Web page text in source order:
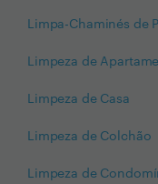
Limpa-Chaminés de
Limpeza de
Limpeza de Casa
Limpeza de Colchão
Limpeza de